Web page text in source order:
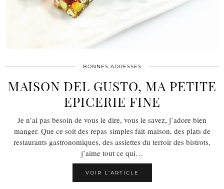
BONNES ADRESSES
MAISON DEL GUSTO, MA PETITE
EPICERIE FINE
Je n’ai pas besoin de vous le dire, vous le savez, j’adore bien
manger. Que ce soit des repas simples fait-maison, des plats de
restaurants gastronomiques, des assiettes du terroir des bistrots,
j’aime tout ce qui…
VOIR L’ARTICLE